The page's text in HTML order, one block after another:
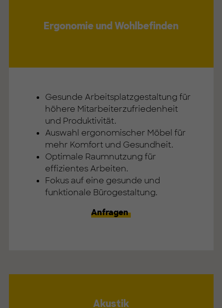
Ergonomie und Wohlbefinden
Gesunde Arbeitsplatzgestaltung für
höhere Mitarbeiterzufriedenheit
und Produktivität.
Auswahl ergonomischer Möbel für
mehr Komfort und Gesundheit.
Optimale Raumnutzung für
effizientes Arbeiten.
Fokus auf eine gesunde und
funktionale Bürogestaltung.
Anfragen
Akustik